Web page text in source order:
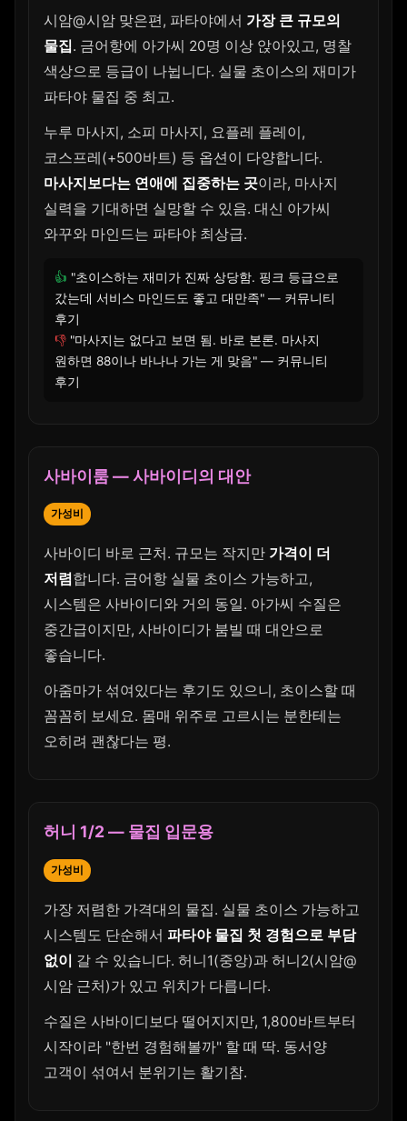
시암@시암 맞은편, 파타야에서 가장 큰 규모의
물집. 금어항에 아가씨 20명 이상 앉아있고, 명찰
색상으로 등급이 나뉩니다. 실물 초이스의 재미가
파타야 물집 중 최고.
누루 마사지, 소피 마사지, 요플레 플레이,
코스프레(+500바트) 등 옵션이 다양합니다.
마사지보다는 연애에 집중하는 곳이라, 마사지
실력을 기대하면 실망할 수 있음. 대신 아가씨
와꾸와 마인드는 파타야 최상급.
👍 "초이스하는 재미가 진짜 상당함. 핑크 등급으로
갔는데 서비스 마인드도 좋고 대만족" — 커뮤니티
후기
👎 "마사지는 없다고 보면 됨. 바로 본론. 마사지
원하면 88이나 바나나 가는 게 맞음" — 커뮤니티
후기
사바이룸 — 사바이디의 대안
가성비
사바이디 바로 근처. 규모는 작지만 가격이 더
저렴합니다. 금어항 실물 초이스 가능하고,
시스템은 사바이디와 거의 동일. 아가씨 수질은
중간급이지만, 사바이디가 붐빌 때 대안으로
좋습니다.
아줌마가 섞여있다는 후기도 있으니, 초이스할 때
꼼꼼히 보세요. 몸매 위주로 고르시는 분한테는
오히려 괜찮다는 평.
허니 1/2 — 물집 입문용
가성비
가장 저렴한 가격대의 물집. 실물 초이스 가능하고
시스템도 단순해서 파타야 물집 첫 경험으로 부담
없이 갈 수 있습니다. 허니1(중앙)과 허니2(시암@
시암 근처)가 있고 위치가 다릅니다.
수질은 사바이디보다 떨어지지만, 1,800바트부터
시작이라 "한번 경험해볼까" 할 때 딱. 동서양
고객이 섞여서 분위기는 활기참.